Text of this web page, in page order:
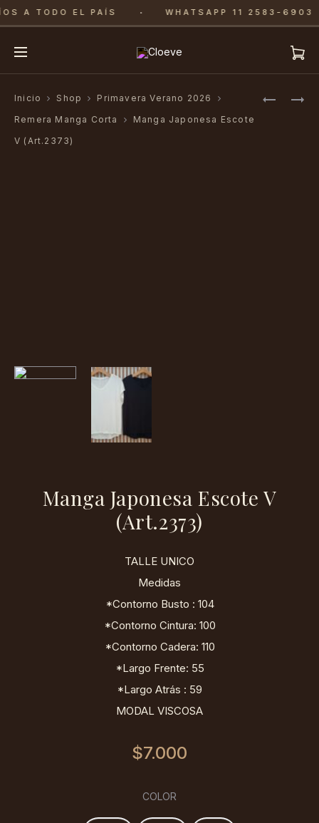
A TODO EL PAÍS WHATSAPP 11 2583-6903
REMERA
REMERA
Inicio Shop
Primavera Verano 2026
Remera Manga Corta
Manga Japonesa Escote
V (Art.2373)
Manga Japonesa Escote V
(Art.2373)
TALLE UNICO
Medidas
*Contorno Busto : 104
*Contorno Cintura: 100
*Contorno Cadera: 110
*Largo Frente: 55
*Largo Atrás : 59
MODAL VISCOSA
$7.000
COLOR